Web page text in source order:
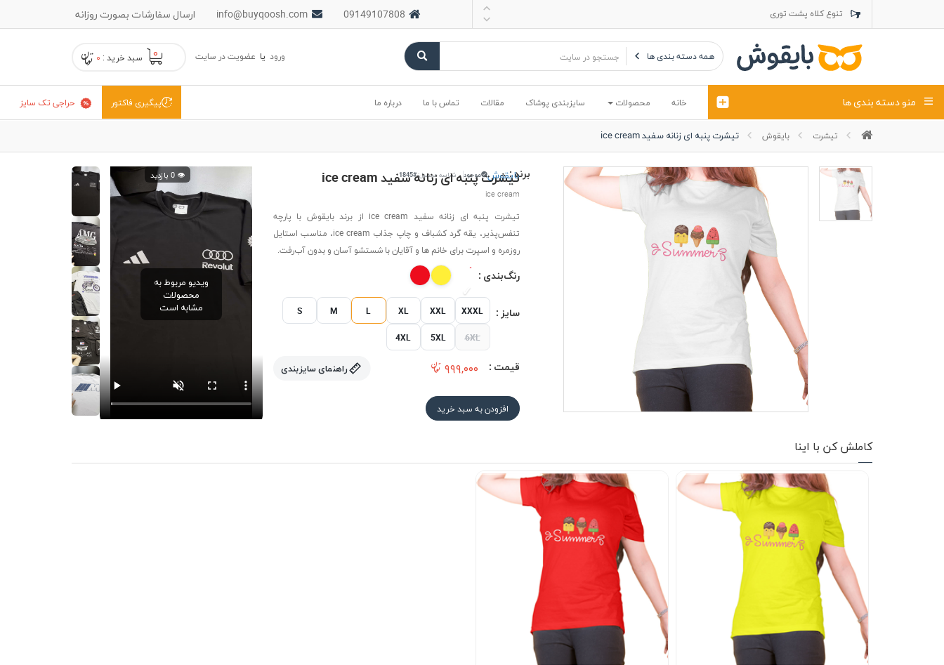
تنوع کلاه پشت توری
تنوع کلاه کتان
تنوع تراول ماک
ارسال سفارشات بصورت روزانه info@buyqoosh.com 09149107808
همه دسته بندی ها ۰ سبد خرید : ۰ ورود یا عضویت در سایت
حراجی تک سایز پیگیری فاکتور خانه محصولات سایزبندی پوشاک مقالات تماس با ما درباره ما منو دسته بندی ها
سویشرت زیپدار
تیشرت بایقوش تیشرت پنبه ای زنانه سفید ice cream
تیشرت پنبه ای زنانه سفید ice cream
ice cream
برند :بایقوش موجود شناسه محصول:#1845
تیشرت پنبه ای زنانه سفید ice cream از برند بایقوش با پارچه
تنفس‌پذیر، یقه گرد کشباف و چاپ جذاب ice cream، مناسب استایل
روزمره و اسپرت برای خانم ها و آقایان با شستشو آسان و بدون آب‌رفت.
رنگ‌بندی :
سایز : S M L XL XXL XXXL
4XL 5XL 6XL
قیمت : ۹۹۹,۰۰۰ راهنمای سایزبندی
افزودن به سبد خرید
👁️ 0 بازدید
ویدیو مربوط به
محصولات
مشابه است
کاملش کن با اینا